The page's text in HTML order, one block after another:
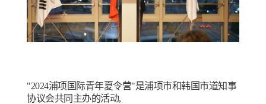
"2024浦项国际青年夏令营"是浦项市和韩国市道知事
协议会共同主办的活动,